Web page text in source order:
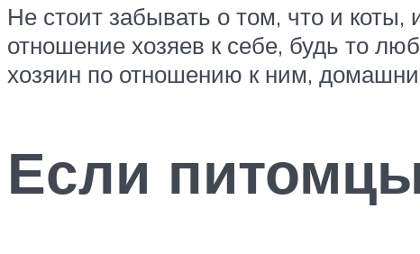
Не стоит забывать о том, что и
отношение хозяев к себе, будь то
хозяин по отношению к ним,
Если